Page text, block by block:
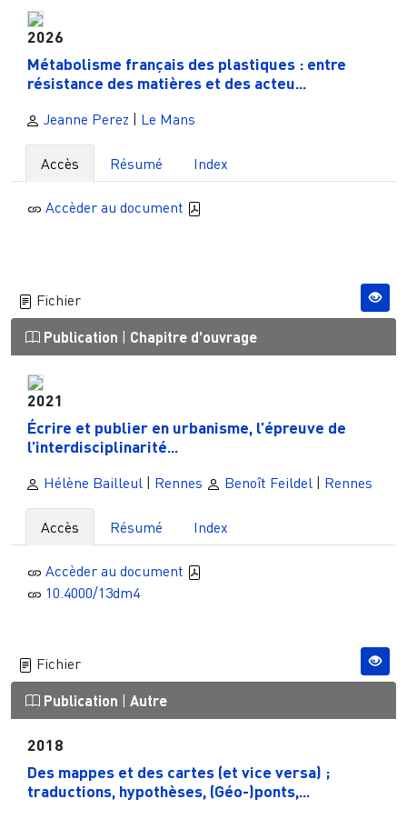
2026
Métabolisme français des plastiques : entre
résistance des matières et des acteu...
Jeanne Perez Le Mans
Accès Résumé Index
Accèder au document
Fichier
Publication Chapitre d'ouvrage
2021
Écrire et publier en urbanisme, l’épreuve de
l’interdisciplinarité...
Hélène Bailleul Rennes Benoît Feildel Rennes
Accès Résumé Index
Accèder au document
10.4000/13dm4
Fichier
Publication Autre
2018
Des mappes et des cartes (et vice versa) ;
traductions, hypothèses, (Géo-)ponts,...